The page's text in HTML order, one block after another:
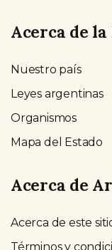
Acerca de
Nuestro país
Leyes argentinas
Organismos
Mapa del Estado
Acerca de
Acerca de este
Términos y